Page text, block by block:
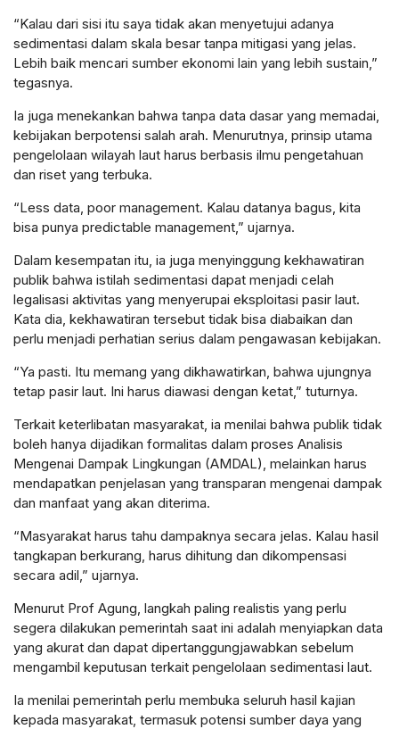
“Kalau dari sisi itu saya tidak akan menyetujui adanya
sedimentasi dalam skala besar tanpa mitigasi yang jelas.
Lebih baik mencari sumber ekonomi lain yang lebih sustain,”
tegasnya.
Ia juga menekankan bahwa tanpa data dasar yang memadai,
kebijakan berpotensi salah arah. Menurutnya, prinsip utama
pengelolaan wilayah laut harus berbasis ilmu pengetahuan
dan riset yang terbuka.
“Less data, poor management. Kalau datanya bagus, kita
bisa punya predictable management,” ujarnya.
Dalam kesempatan itu, ia juga menyinggung kekhawatiran
publik bahwa istilah sedimentasi dapat menjadi celah
legalisasi aktivitas yang menyerupai eksploitasi pasir laut.
Kata dia, kekhawatiran tersebut tidak bisa diabaikan dan
perlu menjadi perhatian serius dalam pengawasan kebijakan.
“Ya pasti. Itu memang yang dikhawatirkan, bahwa ujungnya
tetap pasir laut. Ini harus diawasi dengan ketat,” tuturnya.
Terkait keterlibatan masyarakat, ia menilai bahwa publik tidak
boleh hanya dijadikan formalitas dalam proses Analisis
Mengenai Dampak Lingkungan (AMDAL), melainkan harus
mendapatkan penjelasan yang transparan mengenai dampak
dan manfaat yang akan diterima.
“Masyarakat harus tahu dampaknya secara jelas. Kalau hasil
tangkapan berkurang, harus dihitung dan dikompensasi
secara adil,” ujarnya.
Menurut Prof Agung, langkah paling realistis yang perlu
segera dilakukan pemerintah saat ini adalah menyiapkan data
yang akurat dan dapat dipertanggungjawabkan sebelum
mengambil keputusan terkait pengelolaan sedimentasi laut.
Ia menilai pemerintah perlu membuka seluruh hasil kajian
kepada masyarakat, termasuk potensi sumber daya yang